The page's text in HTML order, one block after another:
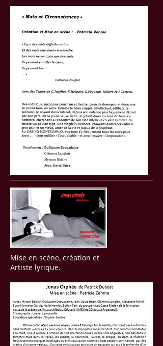
Mise en scène, création et
Artiste lyrique.